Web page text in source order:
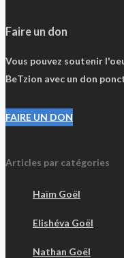
Faire un don
Vous pouvez soutenir
BeTzion avec un don
FAIRE UN DON
Articles par catégories
Haïm Goël
Elishéva Goël
Nathan Goël